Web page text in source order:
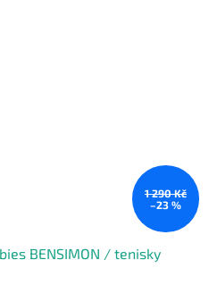
1 290 Kč
–23 %
BENSIMON / tenisky